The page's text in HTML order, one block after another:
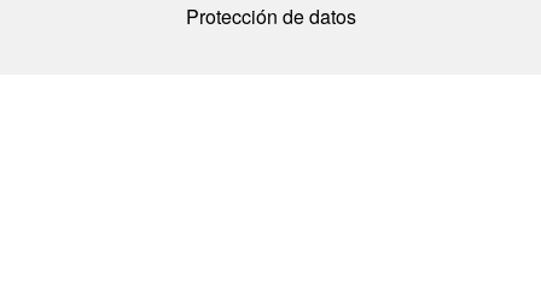
Protección de datos